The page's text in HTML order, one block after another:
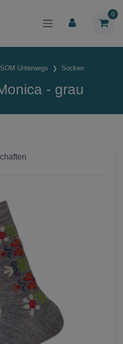
0
Unterwegs Socken
- grau